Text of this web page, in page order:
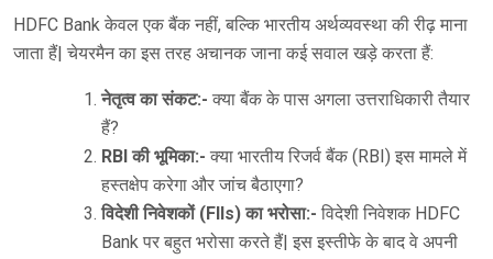
HDFC Bank केवल एक बैंक नहीं, बल्कि भारतीय अर्थव्यवस्था की रीढ़ माना
जाता हैं| चेयरमैन का इस तरह अचानक जाना कई सवाल खड़े करता हैं:
नेतृत्व का संकट:- क्या बैंक के पास अगला उत्तराधिकारी तैयार
हैं?
RBI की भूमिका:- क्या भारतीय रिजर्व बैंक (RBI) इस मामले में
हस्तक्षेप करेगा और जांच बैठाएगा?
विदेशी निवेशकों (FIIs) का भरोसा:- विदेशी निवेशक HDFC
Bank पर बहुत भरोसा करते हैं| इस इस्तीफे के बाद वे अपनी